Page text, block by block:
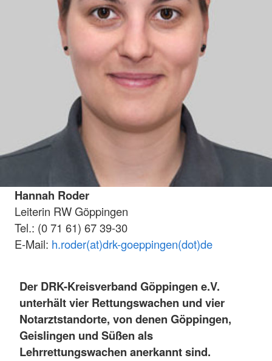
Hannah Roder
Leiterin RW Göppingen
Tel.: (0 71 61) 67 39-30
E-Mail: h.roder(at)drk-goeppingen(dot)de
Der DRK-Kreisverband Göppingen e.V.
unterhält vier Rettungswachen und vier
Notarztstandorte, von denen Göppingen,
Geislingen und Süßen als
Lehrrettungswachen anerkannt sind.